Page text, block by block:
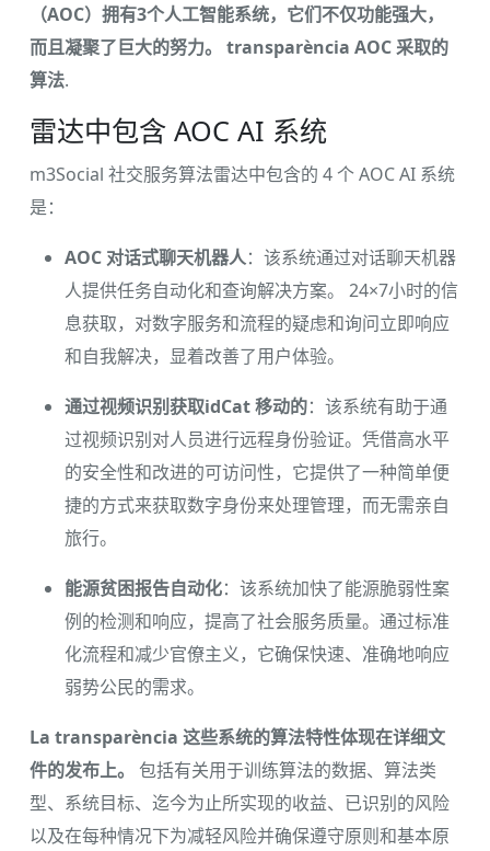
（AOC）拥有3个人工智能系统，它们不仅功能强大，
而且凝聚了巨大的努力。 transparència AOC 采取的
算法.
雷达中包含 AOC AI 系统
m3Social 社交服务算法雷达中包含的 4 个 AOC AI 系统
是：
AOC 对话式聊天机器人：该系统通过对话聊天机器
人提供任务自动化和查询解决方案。 24×7小时的信
息获取，对数字服务和流程的疑虑和询问立即响应
和自我解决，显着改善了用户体验。
通过视频识别获取idCat 移动的：该系统有助于通
过视频识别对人员进行远程身份验证。凭借高水平
的安全性和改进的可访问性，它提供了一种简单便
捷的方式来获取数字身份来处理管理，而无需亲自
旅行。
能源贫困报告自动化：该系统加快了能源脆弱性案
例的检测和响应，提高了社会服务质量。通过标准
化流程和减少官僚主义，它确保快速、准确地响应
弱势公​​民的需求。
La transparència 这些系统的算法特性体现在详细文
件的发布上。 包括有关用于训练算法的数据、算法类
型、系统目标、迄今为止所实现的收益、已识别的风险
以及在每种情况下为减轻风险并确保遵守原则和基本原